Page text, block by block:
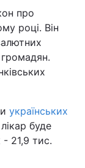
про
році. Він
українських
буде
21,9 тис.